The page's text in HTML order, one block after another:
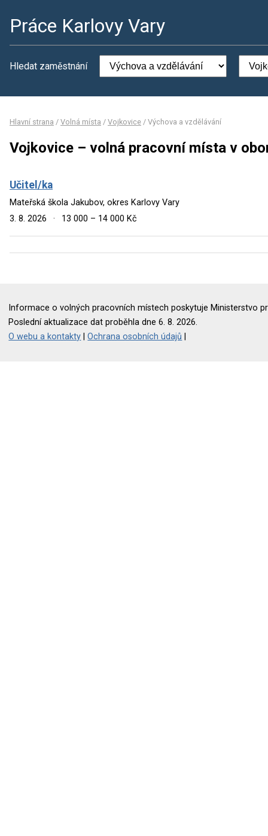
Práce Karlovy Vary
Hledat zaměstnání
Hlavní strana / Volná místa / Vojkovice / Výchova a vzdělávání
Vojkovice – volná pracovní místa v
Učitel/ka
Mateřská škola Jakubov, okres Karlovy Vary
3. 8. 2026
· 13 000 – 14 000 Kč
Informace o volných pracovních místech poskytuje Ministerstvo
Poslední aktualizace dat proběhla dne 6. 8. 2026.
O webu a kontakty |Ochrana osobních údajů